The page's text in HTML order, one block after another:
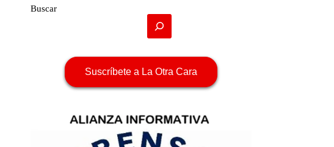
Buscar
Suscríbete a La Otra Cara